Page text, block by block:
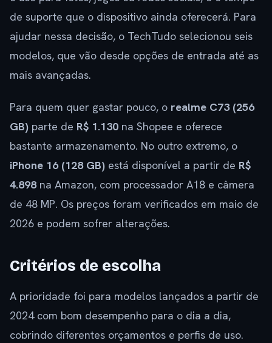
de suporte que o dispositivo ainda oferecerá. Para
ajudar nessa decisão, o TechTudo selecionou seis
modelos, que vão desde opções de entrada até as
mais avançadas.
Para quem quer gastar pouco, o realme C73 (256
GB) parte de R$ 1.130 na Shopee e oferece
bastante armazenamento. No outro extremo, o
iPhone 16 (128 GB) está disponível a partir de R$
4.898na Amazon, com processador A18 e câmera
de 48 MP. Os preços foram verificados em maio de
2026 e podem sofrer alterações.
Critérios de escolha
A prioridade foi para modelos lançados a partir de
2024 com bom desempenho para o dia a dia,
cobrindo diferentes orçamentos e perfis de uso.